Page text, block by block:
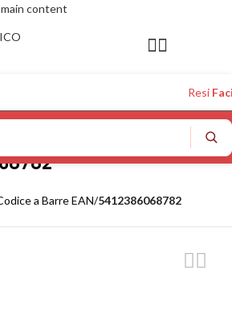
content
Resi
a Barre EAN/5412386068782